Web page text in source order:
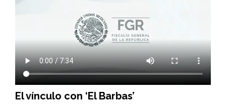
El vínculo con ‘El Barbas’